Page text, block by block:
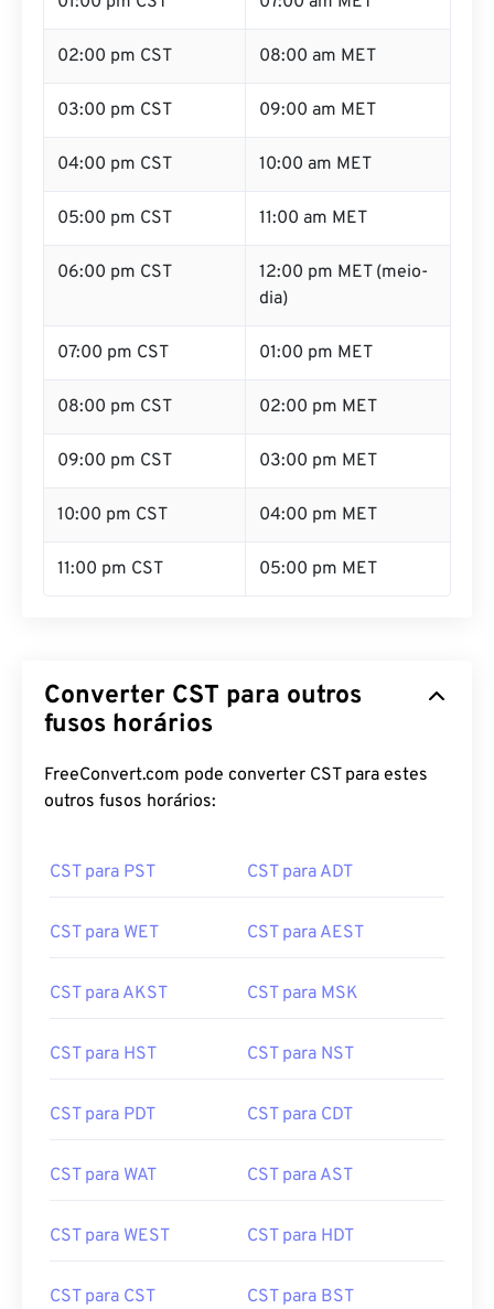
02:00 pm CST 08:00 am MET
03:00 pm CST 09:00 am MET
04:00 pm CST 10:00 am MET
05:00 pm CST 11:00 am MET
06:00 pm CST
12:00 pm MET (meio-
dia)
07:00 pm CST 01:00 pm MET
08:00 pm CST 02:00 pm MET
09:00 pm CST 03:00 pm MET
10:00 pm CST 04:00 pm MET
11:00 pm CST 05:00 pm MET
Converter CST para outros
fusos horários
FreeConvert.com pode converter CST para estes
outros fusos horários:
CST para PST CST para ADT
CST para WET CST para AEST
CST para AKST CST para MSK
CST para HST CST para NST
CST para PDT CST para CDT
CST para WAT CST para AST
CST para WEST CST para HDT
CST para CST CST para BST